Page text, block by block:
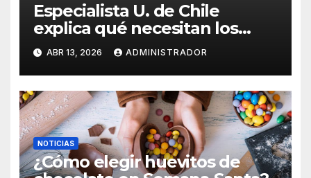
Especialista U. de Chile
explica qué necesitan los
gatos indoor para vivir mejor
ABR 13, 2026 ADMINISTRADOR
NOTICIAS
¿Cómo elegir huevitos de